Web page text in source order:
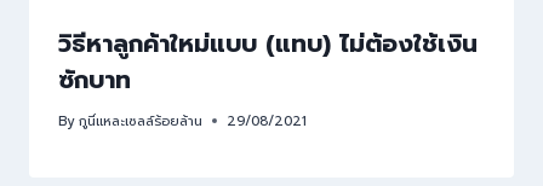
วิธีหาลูกค้าใหม่แบบ (แทบ) ไม่ต้องใช้เงิน
ซักบาท
Byกูนี่แหละเซลล์ร้อยล้าน 29/08/2021